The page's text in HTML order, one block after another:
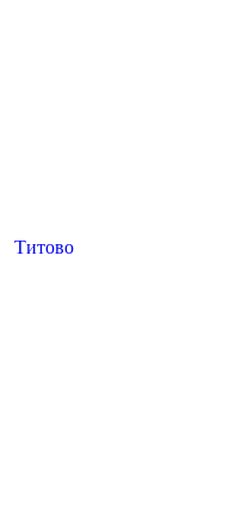
Титово